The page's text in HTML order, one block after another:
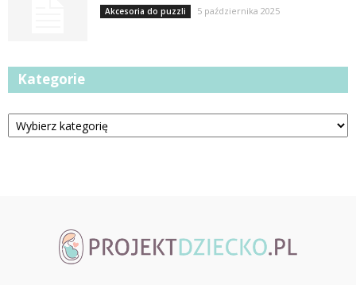
Akcesoria do puzzli 5 października 2025
Kategorie
Kategorie